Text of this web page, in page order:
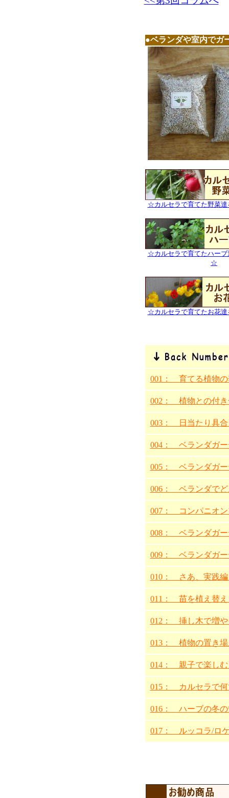
●ベランダや室内でガ
☆カルセラで育てた野菜
☆カルセラで育てたハーブ
☆
☆カルセラで育てたお花
001： 育てる植物の
002： 植物との付き
003： 日当たり具合
004： ベランダガー
005： ベランダガー
006： ベランダでど
007： コンパニオン
008： ベランダガー
009： ベランダガー
010： さあ、実践編
011： 苗を植え替え
012： 挿し木で増や
013： 植物の置き場
014： 親子で楽しむ
015： カルセラで何
016： ハーブの冬
017： ルッコラ/ロ